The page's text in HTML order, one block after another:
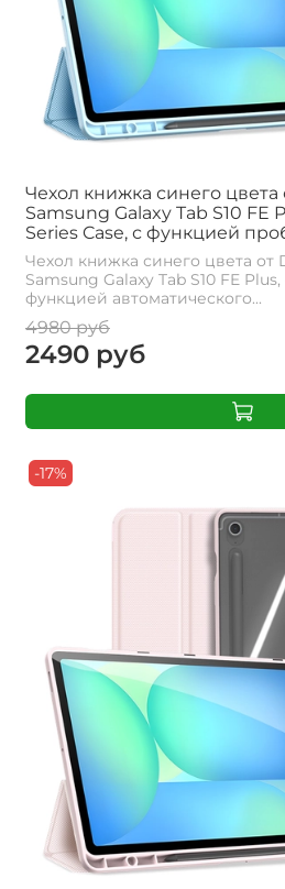
Чехол книжка синего цвета
Samsung Galaxy Tab S10 FE
Series Case, с функцией
Чехол книжка синего цвета от
Samsung Galaxy Tab S10 FE
функцией автоматического...
4980 руб
2490 руб
-17%